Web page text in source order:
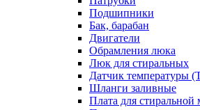
Подшипники
Бак, барабан
Двигатели
Обрамления люка
Люк для стиральных
Датчик температуры
Шланги заливные
Плата для